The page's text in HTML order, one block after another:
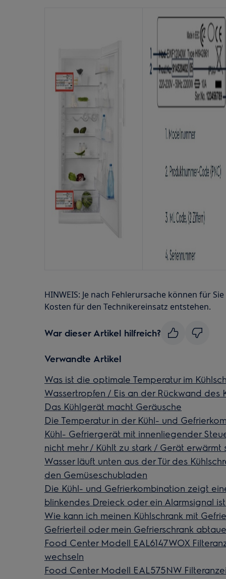
HINWEIS: Je nach Fehlerursache können für
Kosten für den Technikereinsatz entstehen.
War dieser Artikel hilfreich?
Verwandte Artikel
Was ist die optimale Temperatur im
Wassertropfen / Eis an der Rückwand des
Das Kühlgerät macht Geräusche
Die Temperatur in der Kühl- und
Kühl- Gefriergerät mit innenliegender
nicht mehr / Kühlt zu stark / Gerät erwärmt
Wasser läuft unten aus der Tür des
den Gemüseschubladen
Die Kühl- und Gefrierkombination zeigt
blinkendes Dreieck oder ein Alarmsignal
Wie kann ich meinen Kühlschrank mit
Gefrierteil oder mein Gefrierschrank
Food Center Modell EAL6147WOX
wechseln
Food Center Modell EAL575NW